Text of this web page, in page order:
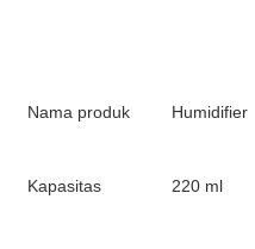
Nama produk Humidifier
Kapasitas 220 ml